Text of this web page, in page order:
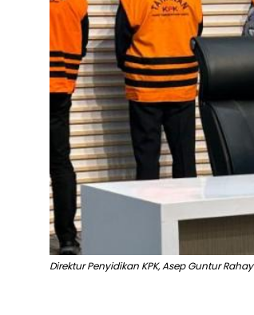
Direktur Penyidikan KPK, Asep Guntur